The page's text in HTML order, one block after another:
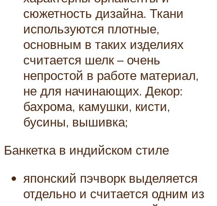
сюжетность дизайна. Ткани
используются плотные,
основным в таких изделиях
считается шелк – очень
непростой в работе материал,
не для начинающих. Декор:
бахрома, камушки, кисти,
бусины, вышивка;
Банкетка в индийском стиле
японский пэчворк выделяется
отдельно и считается одним из